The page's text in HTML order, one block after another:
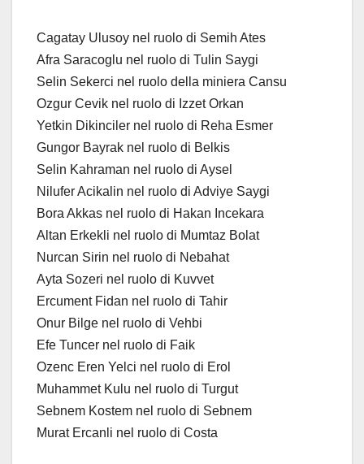
Cagatay Ulusoy nel ruolo di Semih Ates
Afra Saracoglu nel ruolo di Tulin Saygi
Selin Sekerci nel ruolo della miniera Cansu
Ozgur Cevik nel ruolo di Izzet Orkan
Yetkin Dikinciler nel ruolo di Reha Esmer
Gungor Bayrak nel ruolo di Belkis
Selin Kahraman nel ruolo di Aysel
Nilufer Acikalin nel ruolo di Adviye Saygi
Bora Akkas nel ruolo di Hakan Incekara
Altan Erkekli nel ruolo di Mumtaz Bolat
Nurcan Sirin nel ruolo di Nebahat
Ayta Sozeri nel ruolo di Kuvvet
Ercument Fidan nel ruolo di Tahir
Onur Bilge nel ruolo di Vehbi
Efe Tuncer nel ruolo di Faik
Ozenc Eren Yelci nel ruolo di Erol
Muhammet Kulu nel ruolo di Turgut
Sebnem Kostem nel ruolo di Sebnem
Murat Ercanli nel ruolo di Costa